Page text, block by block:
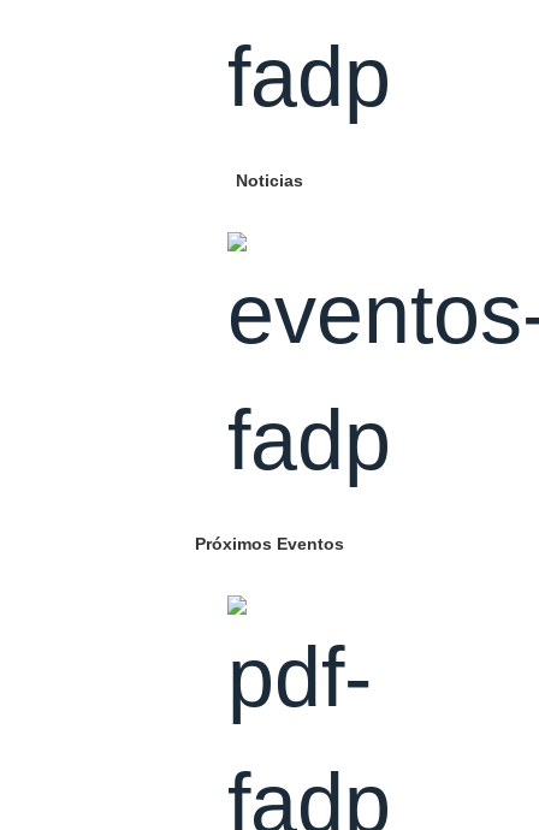
Noticias
Próximos Eventos